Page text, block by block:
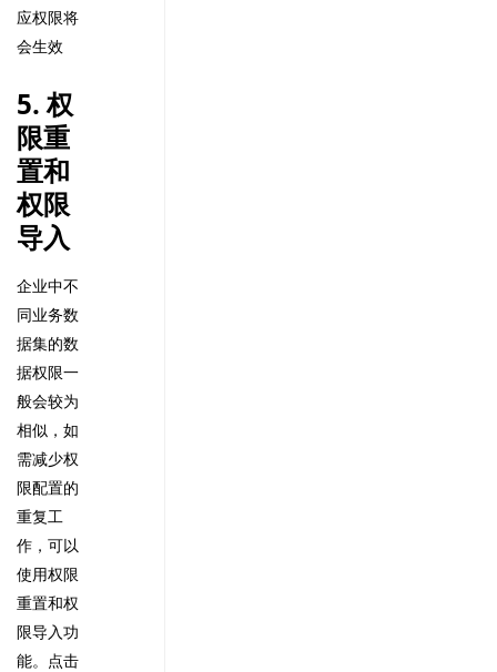
应权限将
会生效
5. 权
限重
置和
权限
导入
企业中不
同业务数
据集的数
据权限一
般会较为
相似，如
需减少权
限配置的
重复工
作，可以
使用权限
重置和权
限导入功
能。点击